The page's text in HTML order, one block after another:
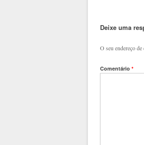
Deixe uma
O seu endereço
Comentário *